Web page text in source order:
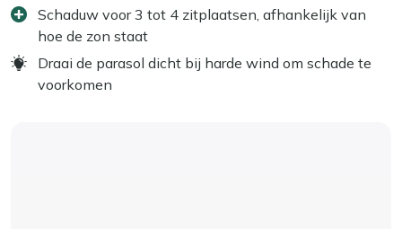
Schaduw voor 3 tot 4 zitplaatsen, afhankelijk van
hoe de zon staat
Draai de parasol dicht bij harde wind om schade te
voorkomen